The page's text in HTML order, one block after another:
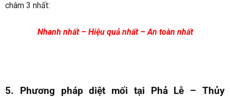
châm 3 nhất:
Nhanh nhất – Hiệu quả nhất – An toàn nhất
5. Phương pháp diệt mối tại Phả Lễ – Thủy